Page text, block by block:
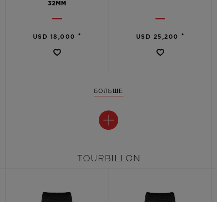
32MM
USD 18,000 • USD 25,200 •
БОЛЬШЕ
TOURBILLON